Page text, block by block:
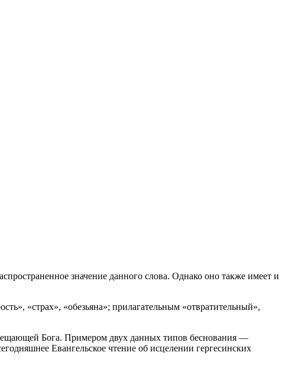
значение данного слова. Однако оно также имеет и
«страх», «обезьяна»; прилагательным «отвратительный»,
Бога. Примером двух данных типов беснования —
Евангельское чтение об исцелении гергесинских